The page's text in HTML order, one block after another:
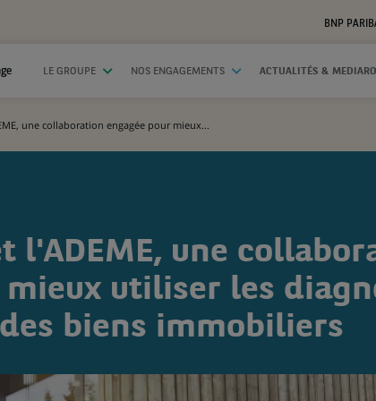
BNP
LE GROUPE NOS ENGAGEMENTS ACTUALITÉS &
une collaboration engagée pour mieux...
l'ADEME, une
mieux utiliser les
biens immobiliers